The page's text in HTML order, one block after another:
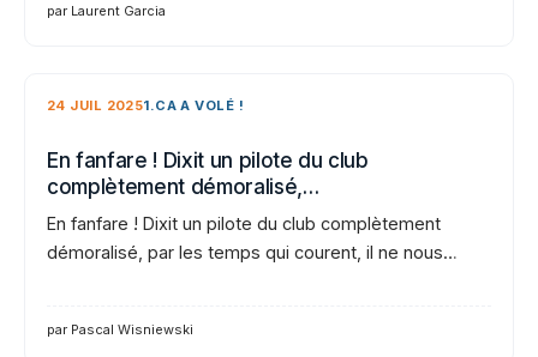
par Laurent Garcia
24 JUIL 20251.CA A VOLÉ !
En fanfare ! Dixit un pilote du club
complètement démoralisé,…
En fanfare ! Dixit un pilote du club complètement
démoralisé, par les temps qui courent, il ne nous…
par Pascal Wisniewski